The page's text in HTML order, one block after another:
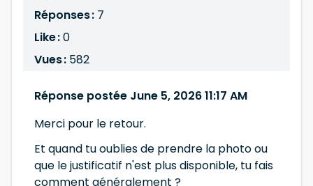
Réponses : 7
Like :0
Vues : 582
Réponse postée June 5, 2026 11:17 AM
Merci pour le retour.
Et quand tu oublies de prendre la photo ou
que le justificatif n'est plus disponible, tu fais
comment généralement ?